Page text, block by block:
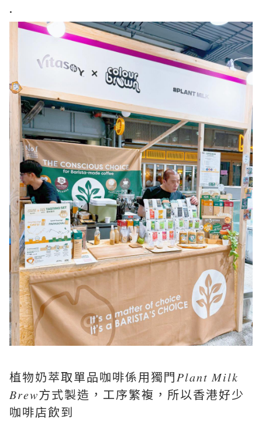
.
植物奶萃取單品咖啡係用獨門𝑃𝑙𝑎𝑛𝑡 𝑀𝑖𝑙𝑘
𝐵𝑟𝑒𝑤方式製造，工序繁複，所以香港好少
咖啡店飲到